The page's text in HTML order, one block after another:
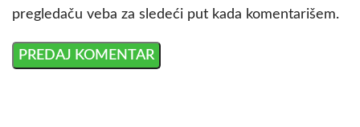
pregledaču veba za sledeći put kada komentarišem.